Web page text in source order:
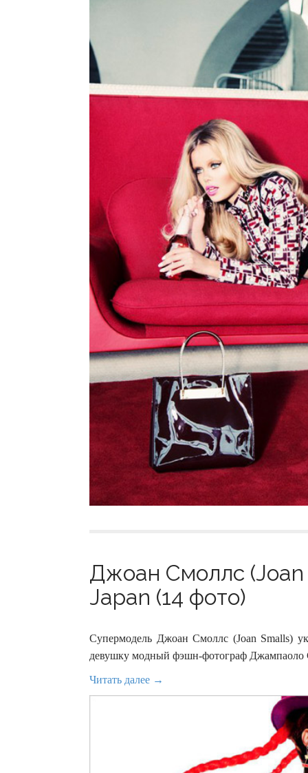
Джоан Смоллс
Japan (14 фото)
Супермодель Джоан Смоллс (Joan Smalls)
девушку модный фэшн-фотограф Джампаоло
Читать далее →